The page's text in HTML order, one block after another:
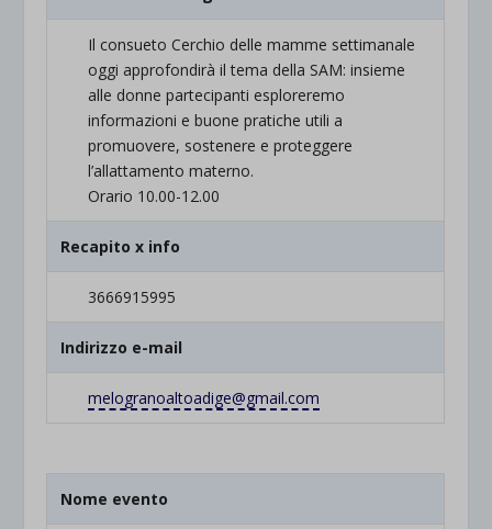
Il consueto Cerchio delle mamme settimanale
oggi approfondirà il tema della SAM: insieme
alle donne partecipanti esploreremo
informazioni e buone pratiche utili a
promuovere, sostenere e proteggere
l’allattamento materno.
Orario 10.00-12.00
Recapito x info
3666915995
Indirizzo e-mail
melogranoaltoadige@gmail.com
Nome evento